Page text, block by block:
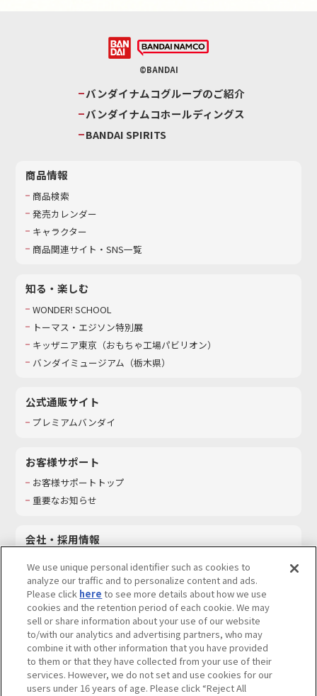
©BANDAI
バンダイナムコグループのご紹介
バンダイナムコホールディングス
BANDAI SPIRITS
商品情報
商品検索
発売カレンダー
キャラクター
商品関連サイト・SNS一覧
知る・楽しむ
WONDER! SCHOOL
トーマス・エジソン特別展
キッザニア東京（おもちゃ工場パビリオン）​
バンダイミュージアム（栃木県）
公式通販サイト
プレミアムバンダイ
お客様サポート
お客様サポートトップ
重要なお知らせ
会社・採用情報
採用情報
サステナビリティ
お問い合わせ
ウェブサイトご利用条件 ソーシャルメディアポリシー
We use unique personal identifier such as cookies to
analyze our traffic and to personalize content and ads.
Please click here to see more details about how we use
cookies and the retention period of each cookie. We may
sell or share information about your use of our website
to/with our analytics and advertising partners, who may
combine it with other information that you have provided
to them or that they have collected from your use of their
services. However, we do not set and use cookies for our
users under 16 years of age. Please click “Reject All